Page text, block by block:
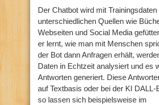
Der Chatbot wird mit Trainingsdaten
unterschiedlichen Quellen wie
Webseiten und Social Media
er lernt, wie man mit Menschen
der Bot dann Anfragen erhält,
Daten in Echtzeit analysiert und es
Antworten generiert. Diese
auf Textbasis oder bei der KI DALL-
so lassen sich beispielsweise im